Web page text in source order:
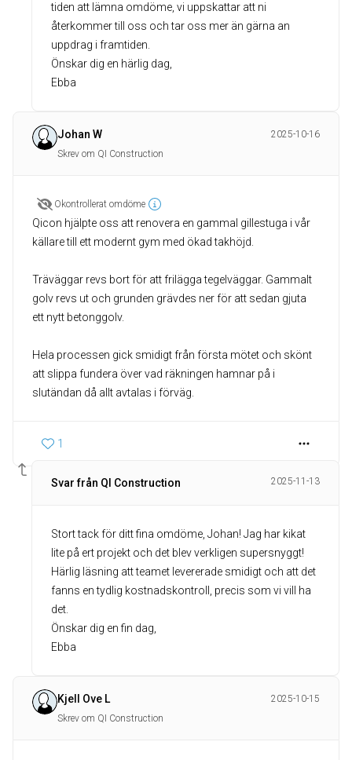
tiden att lämna omdöme, vi uppskattar att ni
återkommer till oss och tar oss mer än gärna an
uppdrag i framtiden.
Önskar dig en härlig dag,
Ebba
Johan W
2025-10-16
Skrev om QI Construction
Okontrollerat omdöme
Qicon hjälpte oss att renovera en gammal gillestuga i vår
källare till ett modernt gym med ökad takhöjd.
Träväggar revs bort för att frilägga tegelväggar. Gammalt
golv revs ut och grunden grävdes ner för att sedan gjuta
ett nytt betonggolv.
Hela processen gick smidigt från första mötet och skönt
att slippa fundera över vad räkningen hamnar på i
slutändan då allt avtalas i förväg.
1
Svar från QI Construction 2025-11-13
Stort tack för ditt fina omdöme, Johan! Jag har kikat
lite på ert projekt och det blev verkligen supersnyggt!
Härlig läsning att teamet levererade smidigt och att det
fanns en tydlig kostnadskontroll, precis som vi vill ha
det.
Önskar dig en fin dag,
Ebba
Kjell Ove L
2025-10-15
Skrev om QI Construction